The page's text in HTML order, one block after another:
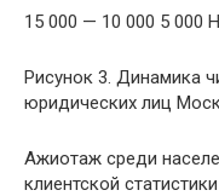
15 000 — 10 000 5 000
Рисунок 3. Динамика
юридических лиц
Ажиотаж среди
клиентской